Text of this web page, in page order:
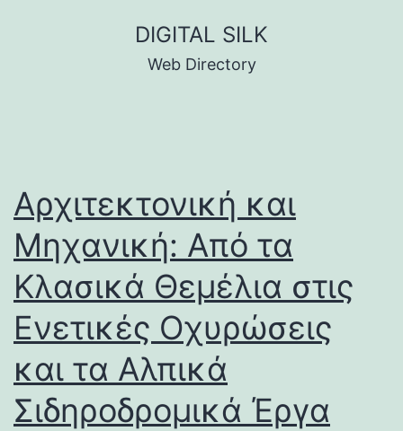
DIGITAL SILK
Web Directory
Αρχιτεκτονική και
Μηχανική: Από τα
Κλασικά Θεμέλια στις
Ενετικές Οχυρώσεις
και τα Αλπικά
Σιδηροδρομικά Έργα